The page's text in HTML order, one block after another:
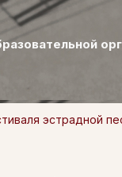
эстрадной